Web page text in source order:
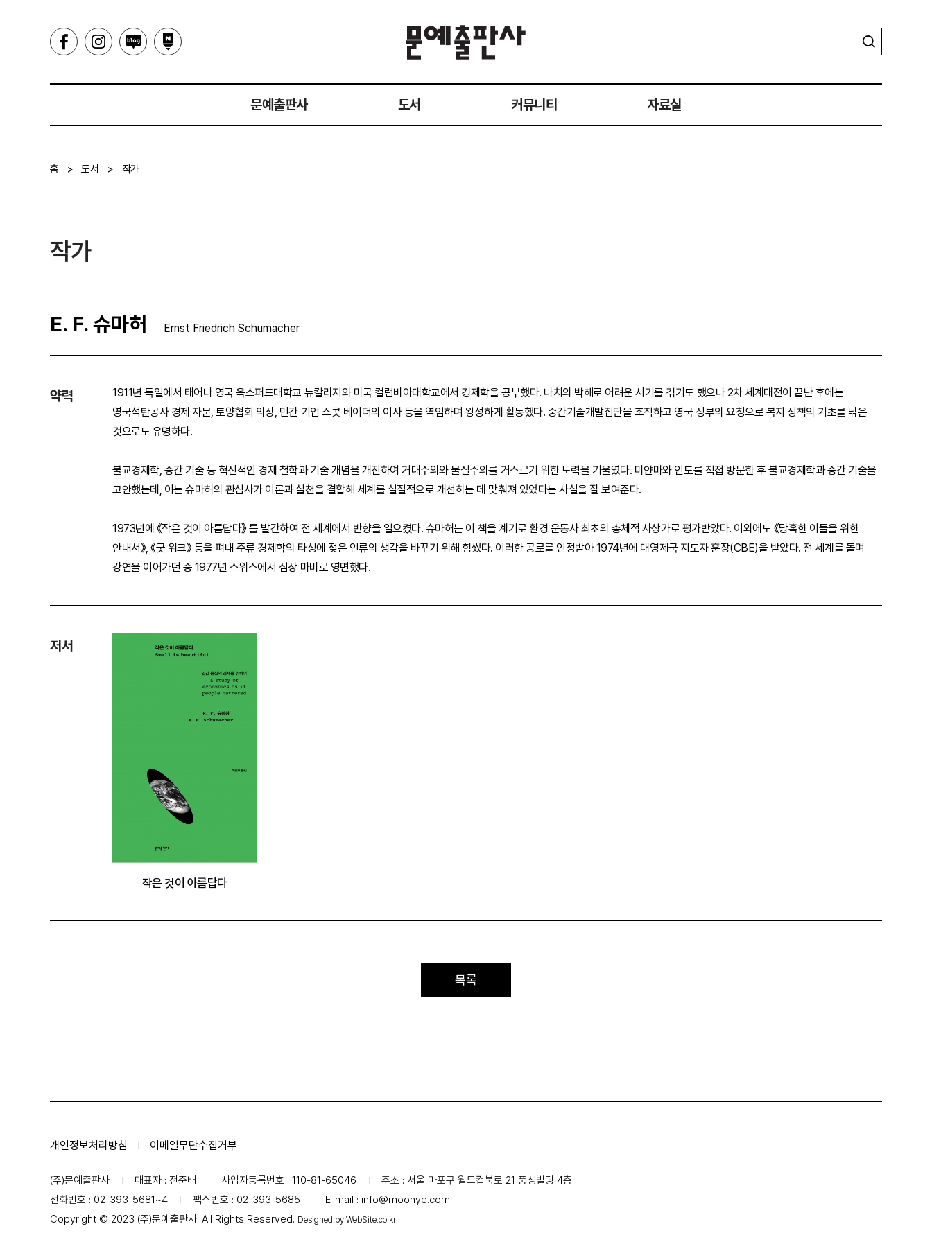
문예출판사 도서 커뮤니티 자료실
홈 > 도서 > 작가
작가
E. F. 슈마허 Ernst Friedrich Schumacher
약력
1911년 독일에서 태어나 영국 옥스퍼드대학교 뉴칼리지와 미국 컬럼비아대학교에서 경제학을 공부했다. 나치의 박해로 어려운 시기를 겪기도 했으나 2차 세계대전이 끝난 후에는
영국석탄공사 경제 자문, 토양협회 의장, 민간 기업 스콧 베이더의 이사 등을 역임하며 왕성하게 활동했다. 중간기술개발집단을 조직하고 영국 정부의 요청으로 복지 정책의 기초를 닦은
것으로도 유명하다.
불교경제학, 중간 기술 등 혁신적인 경제 철학과 기술 개념을 개진하여 거대주의와 물질주의를 거스르기 위한 노력을 기울였다. 미얀마와 인도를 직접 방문한 후 불교경제학과 중간 기술을
고안했는데, 이는 슈마허의 관심사가 이론과 실천을 결합해 세계를 실질적으로 개선하는 데 맞춰져 있었다는 사실을 잘 보여준다.
1973년에 《작은 것이 아름답다》 를 발간하여 전 세계에서 반향을 일으켰다. 슈마허는 이 책을 계기로 환경 운동사 최초의 총체적 사상가로 평가받았다. 이외에도 《당혹한 이들을 위한
안내서》, 《굿 워크》 등을 펴내 주류 경제학의 타성에 젖은 인류의 생각을 바꾸기 위해 힘썼다. 이러한 공로를 인정받아 1974년에 대영제국 지도자 훈장(CBE)을 받았다. 전 세계를 돌며
강연을 이어가던 중 1977년 스위스에서 심장 마비로 영면했다.
저서
작은 것이 아름답다
목록
개인정보처리방침 이메일무단수집거부
(주)문예출판사 대표자 : 전준배 사업자등록번호 : 110-81-65046
주소 : 서울 마포구 월드컵북로 21 풍성빌딩 4층
전화번호 : 02-393-5681~4
팩스번호 : 02-393-5685 E-mail : info@moonye.com
Copyright © 2023 (주)문예출판사. All Rights Reserved. Designed by WebSite.co.kr